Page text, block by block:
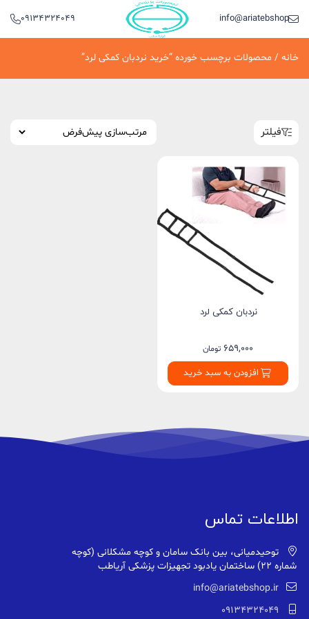
info@ariatebshop.ir
09134324049
خانه / محصولات برچسب خورده “خرید نردبان کمکی لرد”
فیلتر
نردبان کمکی لرد
659,000 تومان
افزودن به سبد خرید
اطلاعات تماس
توحیدمیانی، بین بانک سامان و کوچه مشکلانی (کوچه
شماره ۲۲) ساختمان یادبود تجهیزات پزشکی آریاطب
info@ariatebshop.ir
09134324049